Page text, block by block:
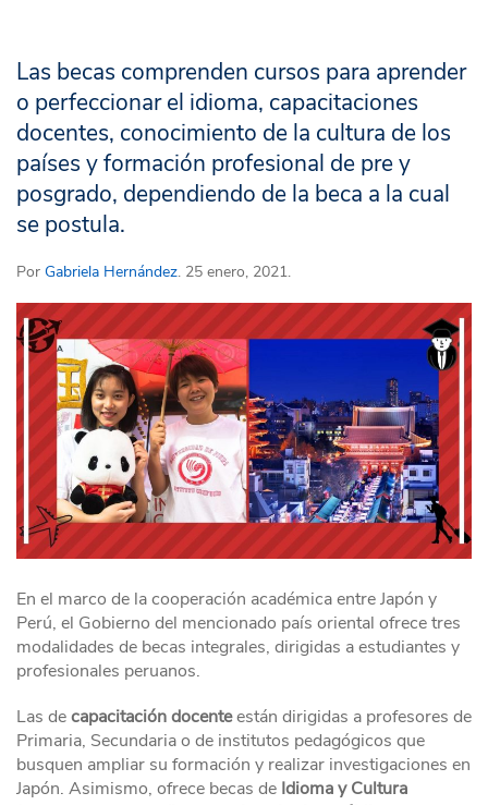
Las becas comprenden cursos para aprender
o perfeccionar el idioma, capacitaciones
docentes, conocimiento de la cultura de los
países y formación profesional de pre y
posgrado, dependiendo de la beca a la cual
se postula.
Por Gabriela Hernández. 25 enero, 2021.
En el marco de la cooperación académica entre Japón y
Perú, el Gobierno del mencionado país oriental ofrece tres
modalidades de becas integrales, dirigidas a estudiantes y
profesionales peruanos.
Las decapacitación docenteestán dirigidas a profesores de
Primaria, Secundaria o de institutos pedagógicos que
busquen ampliar su formación y realizar investigaciones en
Japón. Asimismo, ofrece becas de Idioma y Cultura